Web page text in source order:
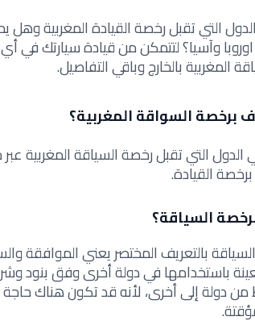
التي تقبل رخصة القيادة المغربية
وآسيا؟ لتتمكن من قيادة سيارتك في أي
المغربية بالخارج وباقي التفاصيل.
برخصة السواقة المغربية؟
التي تقبل رخصة السياقة المغربية
القيادة.
السياقة؟
بالتعريف المختصر يعني الموافقة
باستخدامها في دولة أخرى وفق بنود
دولة إلى أخرى، لأنه قد تكون هناك حاجة